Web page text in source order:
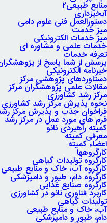
منابع طبیعی۲
آبخیزداری
دستورالعمل فنی علوم دامی
میز خدمت
میز خدمات الکترونیکی
خدمات علمی و مشاوره ای
تعرفه خدمات
پرسش از شما پاسخ از
خبرنامه الکترونیکی
دستاوردهای پژوهشی مرکز
مقالات علمی پژوهشگران مرکز
مرکز رشد کشاورزی
نحوه پذیرش مرکز رشد کشاورزی
فراخوان جذب و پذیرش مرکز
فرم های مورد عمل در مرکز رشد
کمیته راهبردی نانو
معرفی کمیته
اعضاء کمیته
کارگروه‏ها
کارگروه تولیدات گیاهی
کارگروه آب، خاک و منابع طبیعی
کارگروه دام، طیور و دامپزشکی
کارگروه صنایع غذایی
کاربرد فناوری نانو در کشاورزی
تولیدات گیاهی
آب، خاک و منابع طبیعی
دام، طیور و دامپزشکی